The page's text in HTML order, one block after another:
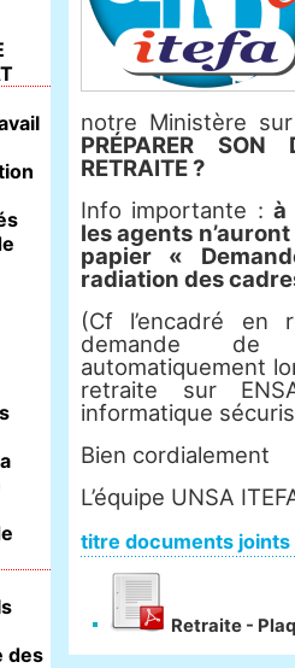
notre Ministère
PRÉPARER
RETRAITE ?
Info importante : à
les agents
papier «
radiation des
(Cf l’encadré en
demande de
automatiquement
retraite sur
informatique
Bien cordialement
L’équipe UNSA
titre documents joints
Retraite -
des